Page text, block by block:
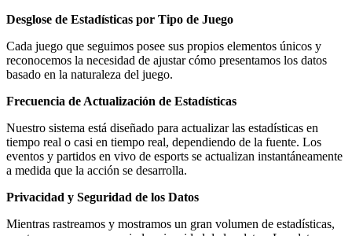
Desglose de Estadísticas por Tipo de Juego
Cada juego que seguimos posee sus propios elementos únicos y
reconocemos la necesidad de ajustar cómo presentamos los datos
basado en la naturaleza del juego.
Frecuencia de Actualización de Estadísticas
Nuestro sistema está diseñado para actualizar las estadísticas en
tiempo real o casi en tiempo real, dependiendo de la fuente. Los
eventos y partidos en vivo de esports se actualizan instantáneamente
a medida que la acción se desarrolla.
Privacidad y Seguridad de los Datos
Mientras rastreamos y mostramos un gran volumen de estadísticas,